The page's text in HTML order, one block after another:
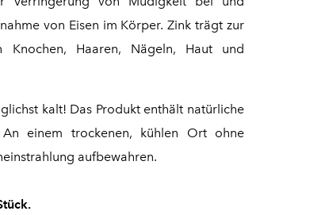
von Eisen im Körper. Zink trägt zur
Knochen, Haaren, Nägeln, Haut und
kalt! Das Produkt enthält natürliche
An einem trockenen, kühlen Ort ohne
aufbewahren.